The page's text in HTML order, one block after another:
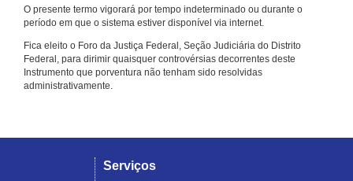
O presente termo vigorará por tempo indeterminado ou durante o
período em que o sistema estiver disponível via internet.
Fica eleito o Foro da Justiça Federal, Seção Judiciária do Distrito
Federal, para dirimir quaisquer controvérsias decorrentes deste
Instrumento que porventura não tenham sido resolvidas
administrativamente.
Serviços